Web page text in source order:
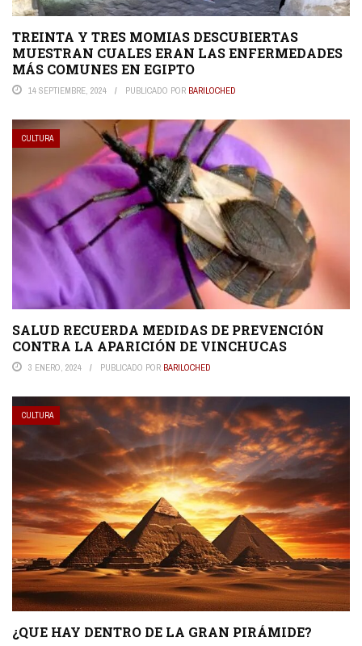
TREINTA Y TRES MOMIAS DESCUBIERTAS
MUESTRAN CUALES ERAN LAS ENFERMEDADES
MÁS COMUNES EN EGIPTO
14 SEPTIEMBRE, 2024 PUBLICADO POR BARILOCHED
CULTURA
SALUD RECUERDA MEDIDAS DE PREVENCIÓN
CONTRA LA APARICIÓN DE VINCHUCAS
3 ENERO, 2024 PUBLICADO POR BARILOCHED
CULTURA
¿QUE HAY DENTRO DE LA GRAN PIRÁMIDE?